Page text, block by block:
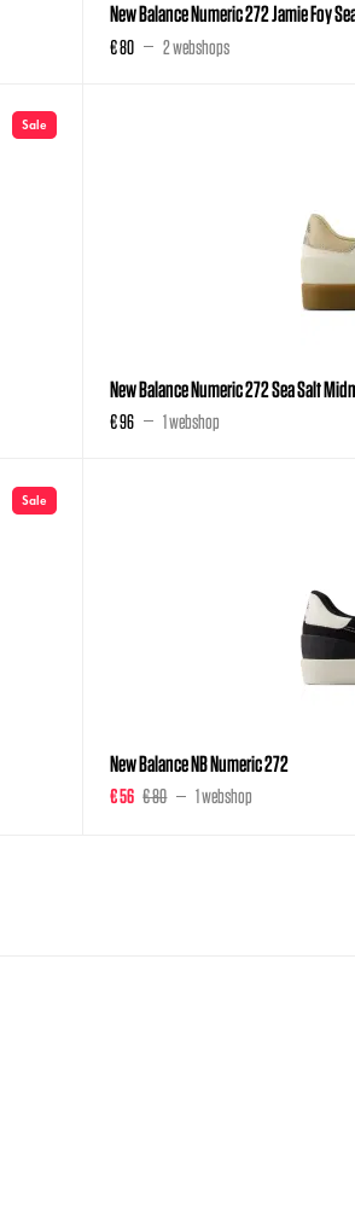
New Balance Numeric 272 Jamie Foy
€ 80 2 webshops
Sale
New Balance Numeric 272 Sea Salt
€ 96 1 webshop
Sale
New Balance NB Numeric 272
€ 56 € 80 1 webshop